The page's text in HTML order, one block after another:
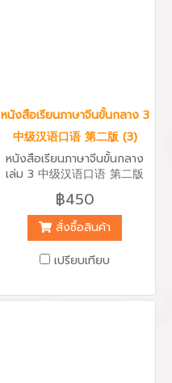
หนังสือเรียนภาษาจีนขั้นกลาง 3
中级汉语口语 第二版 (3)
หนังสือเรียนภาษาจีนขั้นกลาง
เล่ม 3 中级汉语口语 第二版
(3) Intermediate Spoken
Chinese 3 เหมาะกับผู้เรียน
ภาษาจีนที่มีความรู้ตัวอักษร
ประมาณ 1,000 คำ หรือผ่านการ
เรียนภาษาจีนขั้นต้น และผ่านการ
เรียนหนังสือเรียนภาษาจีนขั้น
แบบเรียนภาษาจีนขั้นกลางชุดนี้
฿450
สั่งซื้อสินค้า
เปรียบเทียบ